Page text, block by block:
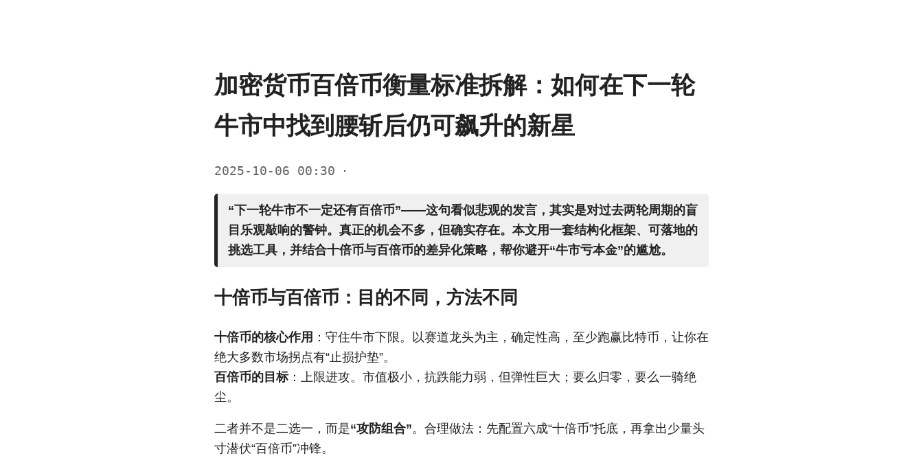
加密货币百倍币衡量标准拆解：如何在下一轮
牛市中找到腰斩后仍可飙升的新星
2025-10-06 00:30 ·
“下一轮牛市不一定还有百倍币”——这句看似悲观的发言，其实是对过去两轮周期的盲
目乐观敲响的警钟。真正的机会不多，但确实存在。本文用一套结构化框架、可落地的
挑选工具，并结合十倍币与百倍币的差异化策略，帮你避开“牛市亏本金”的尴尬。
十倍币与百倍币：目的不同，方法不同
十倍币的核心作用 ：守住牛市下限。以赛道龙头为主，确定性高，至少跑赢比特币，让你在
绝大多数市场拐点有“止损护垫”。
百倍币的目标 ：上限进攻。市值极小，抗跌能力弱，但弹性巨大；要么归零，要么一骑绝
尘。
二者并不是二选一，而是“攻防组合”。合理做法：先配置六成“十倍币”托底，再拿出少量头
寸潜伏“百倍币”冲锋。